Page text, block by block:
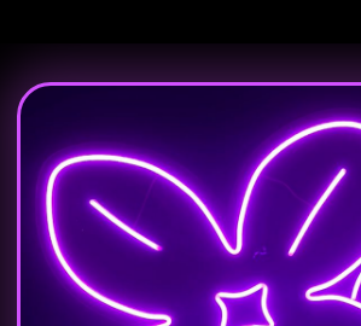
Даю согласие на обработку персональных данных